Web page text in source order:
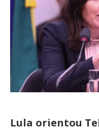
Lula orientou